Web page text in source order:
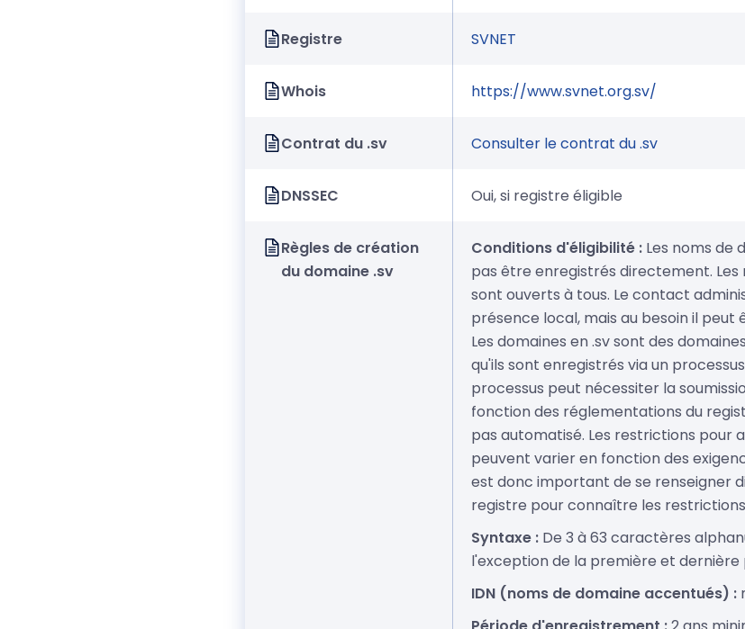
Registre SVNET
Whois https://www.svnet.org.sv/
Contrat du .sv Consulter le contrat du .sv
DNSSEC Oui, si registre éligible
Règles de création
du domaine .sv
Conditions d'éligibilité : Les noms de
pas être enregistrés directement. Les
sont ouverts à tous. Le contact
présence local, mais au besoin il peut
Les domaines en .sv sont des
qu'ils sont enregistrés via un
processus peut nécessiter la
fonction des réglementations du
pas automatisé. Les restrictions pour
peuvent varier en fonction des
est donc important de se renseigner
registre pour connaître les
Syntaxe : De 3 à 63 caractères
l'exception de la première et dernière
IDN (noms de domaine accentués) :